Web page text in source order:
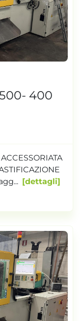
400
dettagli